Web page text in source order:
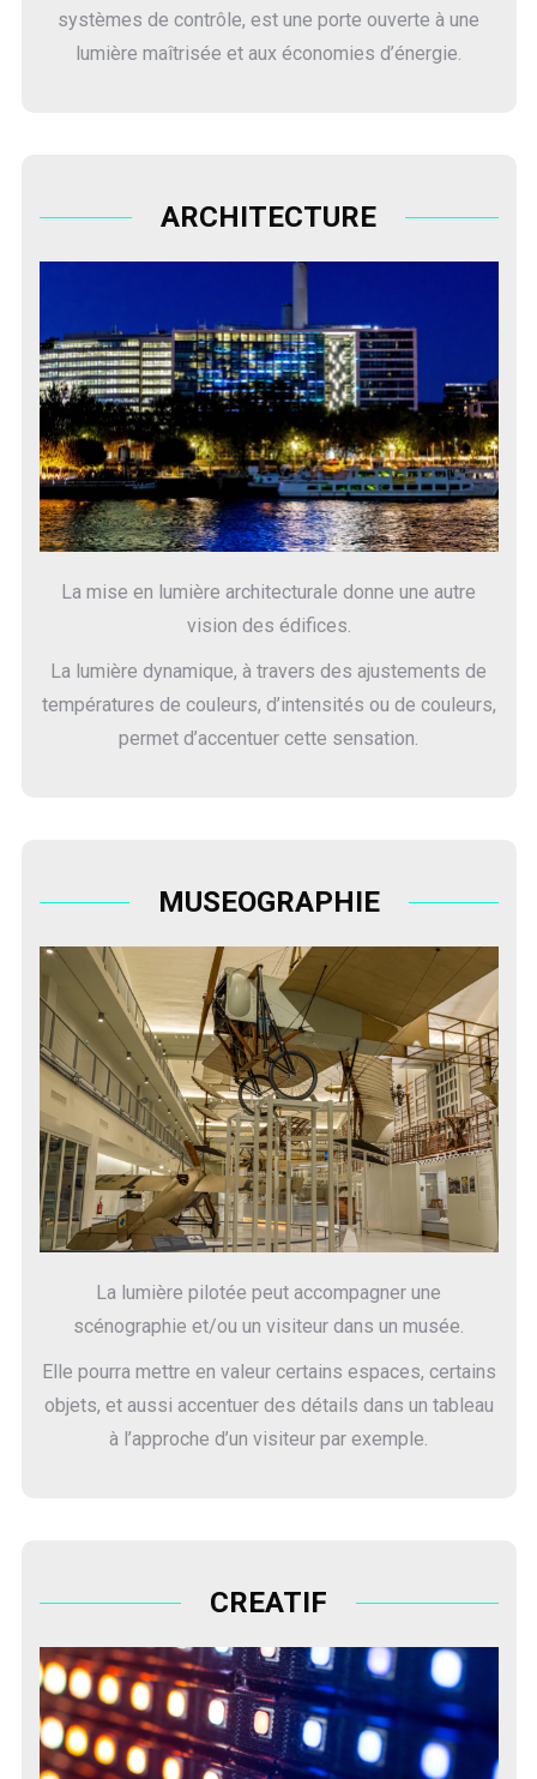
systèmes de contrôle, est une porte ouverte à une
lumière maîtrisée et aux économies d’énergie.
ARCHITECTURE
La mise en lumière architecturale donne une autre
vision des édifices.
La lumière dynamique, à travers des ajustements de
températures de couleurs, d’intensités ou de couleurs,
permet d’accentuer cette sensation.
MUSEOGRAPHIE
La lumière pilotée peut accompagner une
scénographie et/ou un visiteur dans un musée.
Elle pourra mettre en valeur certains espaces, certains
objets, et aussi accentuer des détails dans un tableau
à l’approche d’un visiteur par exemple.
CREATIF